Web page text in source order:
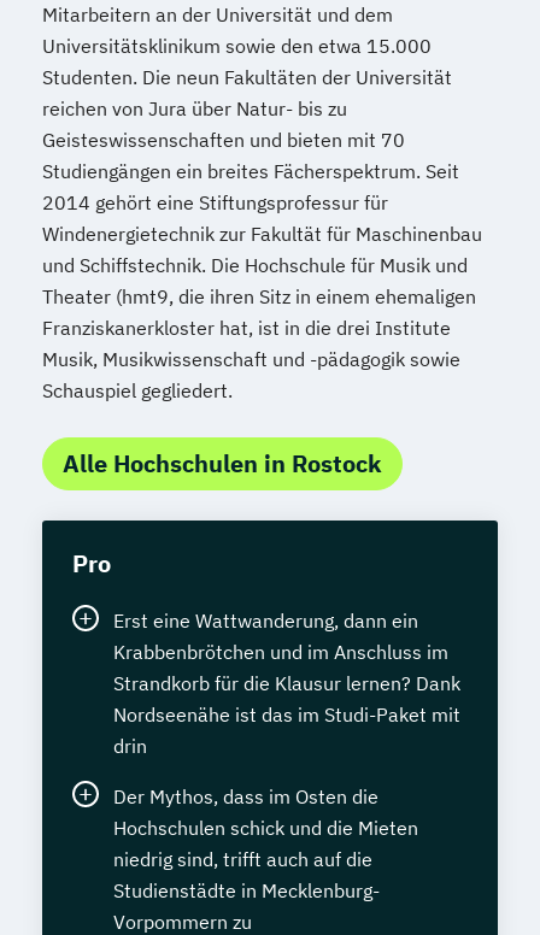
Mitarbeitern an der Universität und dem
Universitätsklinikum sowie den etwa 15.000
Studenten. Die neun Fakultäten der Universität
reichen von Jura über Natur- bis zu
Geisteswissenschaften und bieten mit 70
Studiengängen ein breites Fächerspektrum. Seit
2014 gehört eine Stiftungsprofessur für
Windenergietechnik zur Fakultät für Maschinenbau
und Schiffstechnik. Die Hochschule für Musik und
Theater (hmt9, die ihren Sitz in einem ehemaligen
Franziskanerkloster hat, ist in die drei Institute
Musik, Musikwissenschaft und -pädagogik sowie
Schauspiel gegliedert.
Alle Hochschulen in Rostock
Pro
Erst eine Wattwanderung, dann ein
Krabbenbrötchen und im Anschluss im
Strandkorb für die Klausur lernen? Dank
Nordseenähe ist das im Studi-Paket mit
drin
Der Mythos, dass im Osten die
Hochschulen schick und die Mieten
niedrig sind, trifft auch auf die
Studienstädte in Mecklenburg-
Vorpommern zu